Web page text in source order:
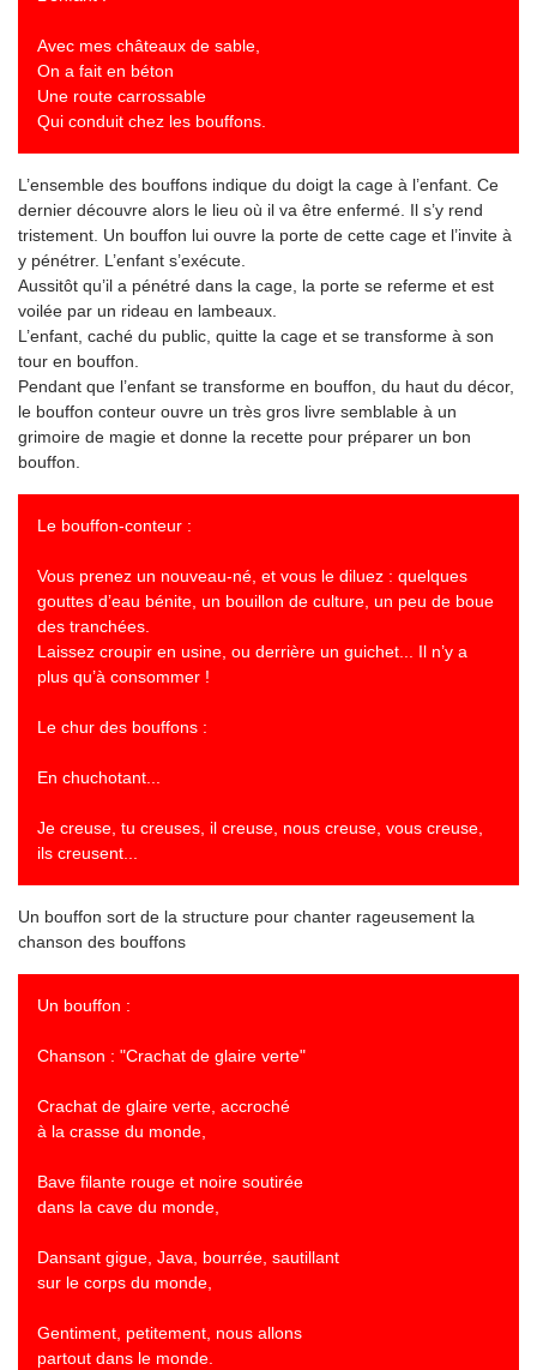
Avec mes châteaux de sable,
On a fait en béton
Une route carrossable
Qui conduit chez les bouffons.
L’ensemble des bouffons indique du doigt la cage à l’enfant. Ce
dernier découvre alors le lieu où il va être enfermé. Il s’y rend
tristement. Un bouffon lui ouvre la porte de cette cage et l’invite à
y pénétrer. L’enfant s’exécute.
Aussitôt qu’il a pénétré dans la cage, la porte se referme et est
voilée par un rideau en lambeaux.
L’enfant, caché du public, quitte la cage et se transforme à son
tour en bouffon.
Pendant que l’enfant se transforme en bouffon, du haut du décor,
le bouffon conteur ouvre un très gros livre semblable à un
grimoire de magie et donne la recette pour préparer un bon
bouffon.
Le bouffon-conteur :
Vous prenez un nouveau-né, et vous le diluez : quelques
gouttes d’eau bénite, un bouillon de culture, un peu de boue
des tranchées.
Laissez croupir en usine, ou derrière un guichet... Il n’y a
plus qu’à consommer !
Le chur des bouffons :
En chuchotant...
Je creuse, tu creuses, il creuse, nous creuse, vous creuse,
ils creusent...
Un bouffon sort de la structure pour chanter rageusement la
chanson des bouffons
Un bouffon :
Chanson : "Crachat de glaire verte"
Crachat de glaire verte, accroché
à la crasse du monde,
Bave filante rouge et noire soutirée
dans la cave du monde,
Dansant gigue, Java, bourrée, sautillant
sur le corps du monde,
Gentiment, petitement, nous allons
partout dans le monde.